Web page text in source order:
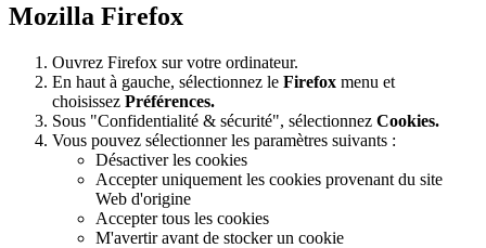
Mozilla Firefox
Ouvrez Firefox sur votre ordinateur.
En haut à gauche, sélectionnez le Firefox menu et
choisissez Préférences.
Sous "Confidentialité & sécurité", sélectionnez Cookies.
Vous pouvez sélectionner les paramètres suivants :
Désactiver les cookies
Accepter uniquement les cookies provenant du site
Web d'origine
Accepter tous les cookies
M'avertir avant de stocker un cookie